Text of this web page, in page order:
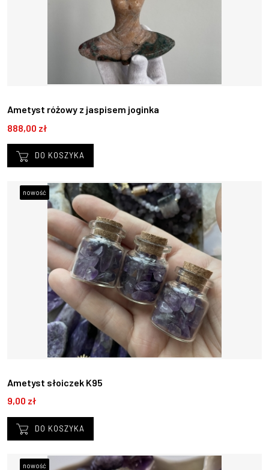
Ametyst różowy z jaspisem joginka
888,00 zł
DO KOSZYKA
Ametyst słoiczek K95
9,00 zł
DO KOSZYKA
nowość
nowość